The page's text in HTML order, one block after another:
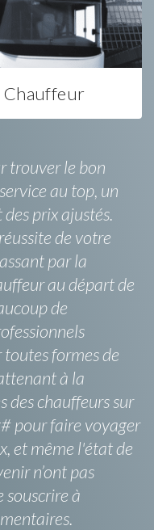
Chauffeur
trouver le bon
au top, un
prix ajustés.
de votre
par la
au départ de
de
formes de
à la
des chauffeurs sur
pour faire voyager
et même l'état de
n’ont pas
à